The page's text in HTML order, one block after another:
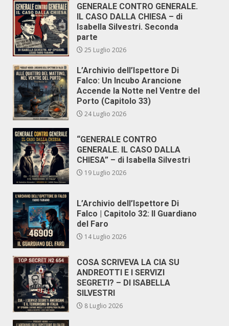
GENERALE CONTRO GENERALE.
IL CASO DALLA CHIESA – di
Isabella Silvestri. Seconda
parte
25 Luglio 2026
L’Archivio dell’Ispettore Di
Falco: Un Incubo Arancione
Accende la Notte nel Ventre del
Porto (Capitolo 33)
24 Luglio 2026
“GENERALE CONTRO
GENERALE. IL CASO DALLA
CHIESA” – di Isabella Silvestri
19 Luglio 2026
L’Archivio dell’Ispettore Di
Falco | Capitolo 32: Il Guardiano
del Faro
14 Luglio 2026
COSA SCRIVEVA LA CIA SU
ANDREOTTI E I SERVIZI
SEGRETI? – DI ISABELLA
SILVESTRI
8 Luglio 2026